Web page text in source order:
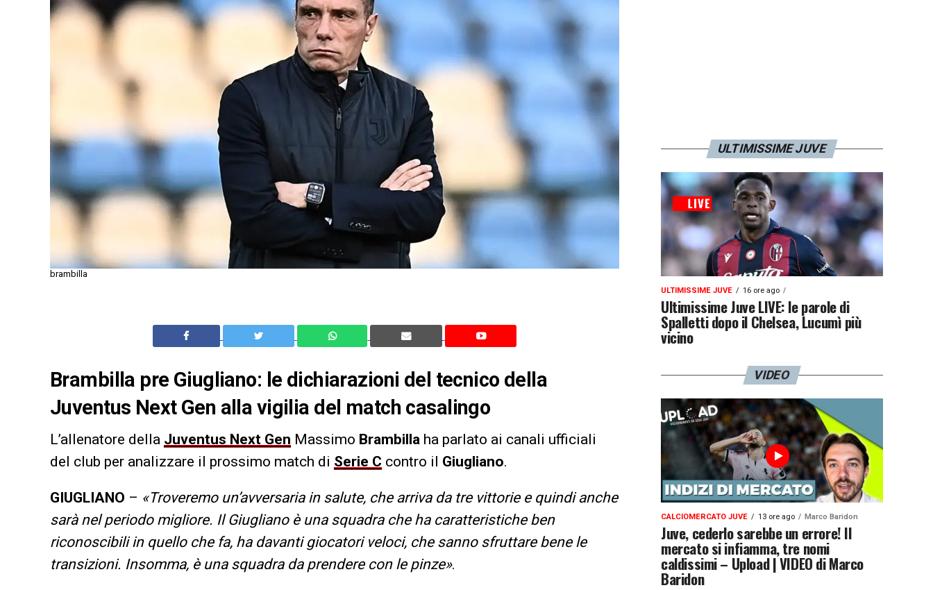
brambilla
Brambilla pre Giugliano: le dichiarazioni del tecnico della
Juventus Next Gen alla vigilia del match casalingo
L’allenatore della Juventus Next Gen Massimo Brambilla ha parlato ai canali ufficiali
del club per analizzare il prossimo match di Serie C contro il Giugliano.
GIUGLIANO – «Troveremo un’avversaria in salute, che arriva da tre vittorie e quindi anche
sarà nel periodo migliore. Il Giugliano è una squadra che ha caratteristiche ben
riconoscibili in quello che fa, ha davanti giocatori veloci, che sanno sfruttare bene le
transizioni. Insomma, è una squadra da prendere con le pinze».
ULTIMISSIME JUVE
ULTIMISSIME JUVE 16 ore ago
Ultimissime Juve LIVE: le parole di
Spalletti dopo il Chelsea, Lucumì più
vicino
VIDEO
CALCIOMERCATO JUVE 13 ore ago Marco Baridon
Juve, cederlo sarebbe un errore! Il
mercato si infiamma, tre nomi
caldissimi – Upload | VIDEO di Marco
Baridon